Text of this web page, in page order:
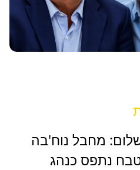
מחבל נוח'בה
נתפס כנהג